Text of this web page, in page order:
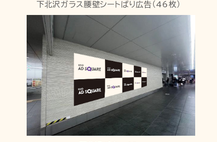
下北沢ガラス腰壁シートばり広告（46枚）